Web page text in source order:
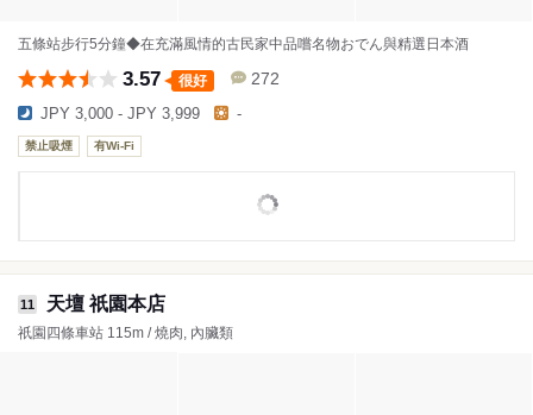
五條站步行5分鐘◆在充滿風情的古民家中品嚐名物おでん與精選日本酒
3.57 很好 272
JPY 3,000 - JPY 3,999 -
禁止吸煙 有Wi-Fi
11 天壇 祇園本店
祇園四條車站 115m / 燒肉, 內臟類